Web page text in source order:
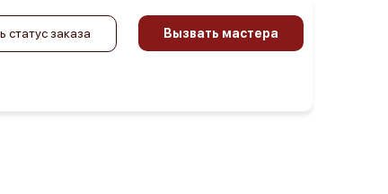
статус заказа Вызвать мастера